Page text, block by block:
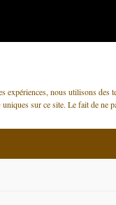
expériences, nous utilisons des
sur ce site. Le fait de ne